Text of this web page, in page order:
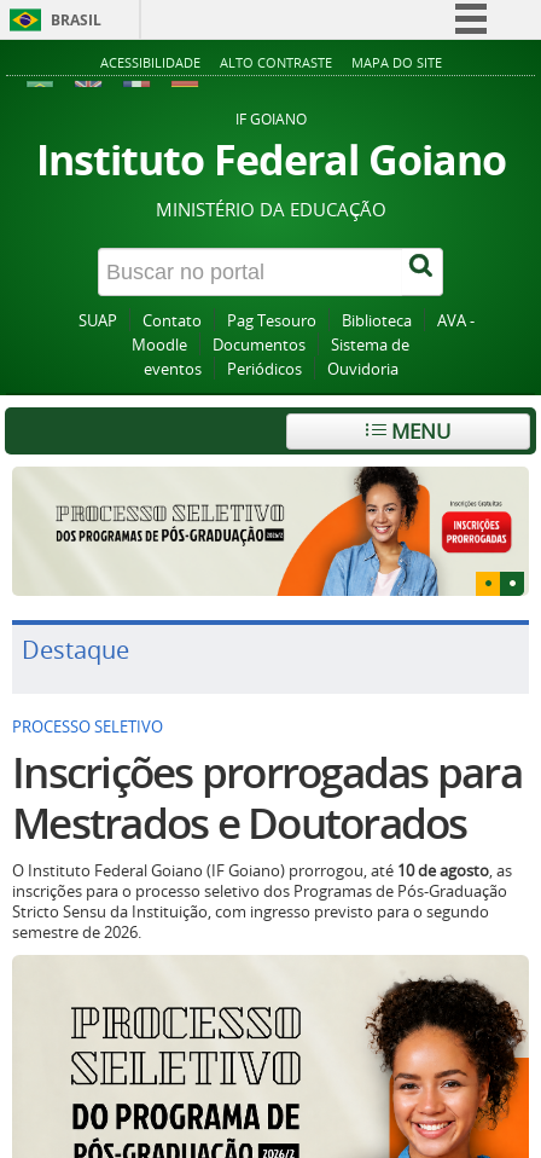
BRASIL
Simplifique!
Acesso à informação
Legislação
Canais
ACESSIBILIDADE ALTO CONTRASTE MAPA DO SITE
IF GOIANO
Instituto Federal Goiano
MINISTÉRIO DA EDUCAÇÃO
SUAP Contato Pag Tesouro Biblioteca
AVA -
Moodle
Documentos
Sistema de
eventos
Periódicos Ouvidoria
MENU
Destaque
PROCESSO SELETIVO
Inscrições prorrogadas para
Mestrados e Doutorados
O Instituto Federal Goiano (IF Goiano) prorrogou, até 10 de agosto, as
inscrições para o processo seletivo dos Programas de Pós-Graduação
Stricto Sensu da Instituição, com ingresso previsto para o segundo
semestre de 2026.